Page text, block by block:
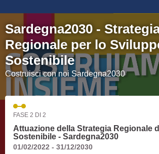
Sardegna2030 -
Regionale per lo
Sostenibile
Costruisci con noi Sardegna2030
FASE 2 DI 2
Attuazione della Strategia Regionale
Sostenibile - Sardegna2030
01/02/2022 - 31/12/2030